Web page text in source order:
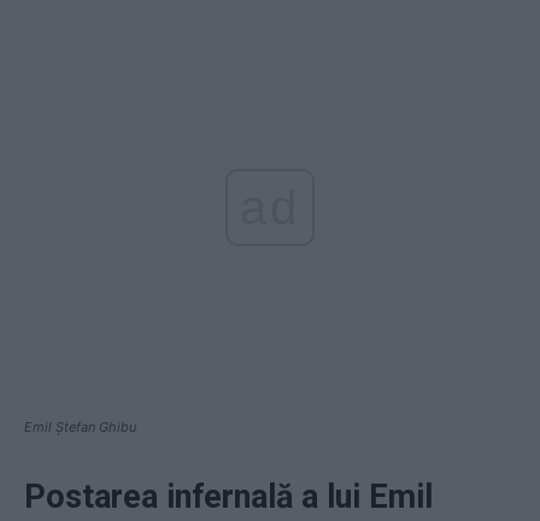
Emil Ștefan Ghibu
Postarea infernală a lui Emil